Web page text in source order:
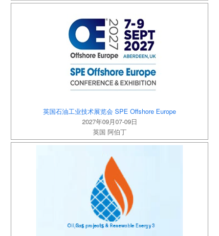
英国石油工业技术展览会 SPE Offshore Europe
2027年09月07-09日
英国 阿伯丁